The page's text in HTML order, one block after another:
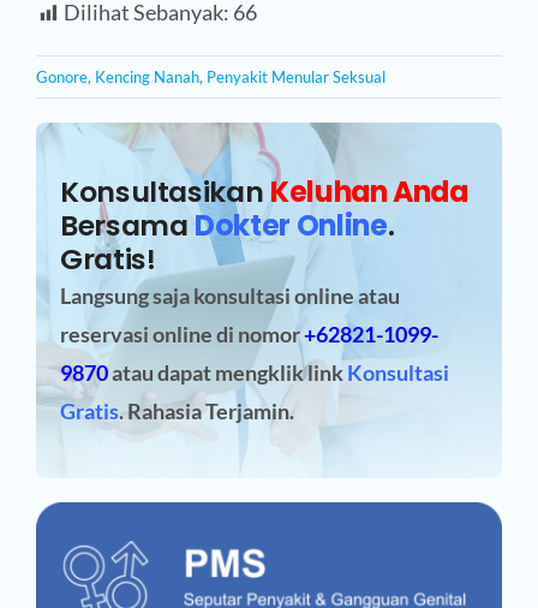
Dilihat Sebanyak: 66
Gonore, Kencing Nanah, Penyakit Menular Seksual
Konsultasikan Keluhan Anda
BersamaDokter Online.
Gratis!
Langsung saja konsultasi online atau
reservasi onlinedi nomor+62821-1099-
9870atau dapat mengklik linkKonsultasi
Gratis. Rahasia Terjamin.